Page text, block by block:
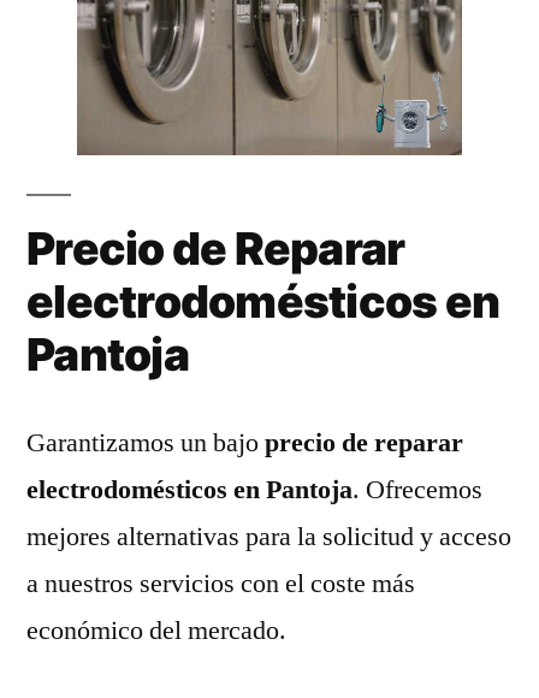
Precio de Reparar
electrodomésticos en
Pantoja
Garantizamos un bajoprecio de reparar
electrodomésticos en Pantoja. Ofrecemos
mejores alternativas para la solicitud y acceso
a nuestros servicios con el coste más
económico del mercado.